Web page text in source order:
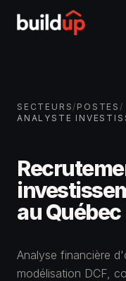
SECTEURS/ POSTES/
ANALYSTE
au Québec
Analyse financière
modélisation DCF,